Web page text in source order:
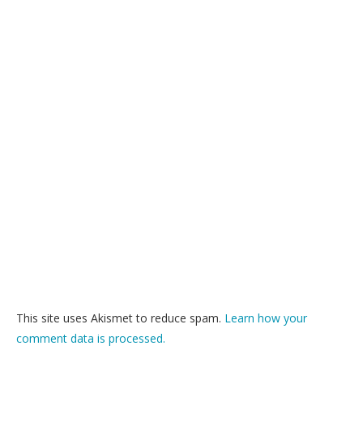
This site uses Akismet to reduce spam. Learn how your
comment data is processed.